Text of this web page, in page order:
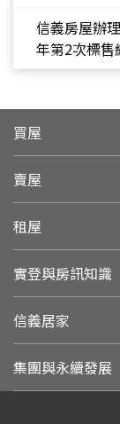
信義房屋辦
年第2次標售
買屋
賣屋
租屋
實登與房訊知識
信義居家
集團與永續發展